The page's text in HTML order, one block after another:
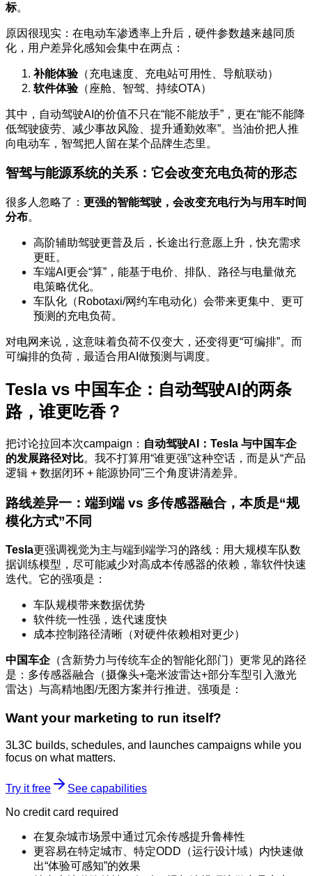
标。
原因很现实：在电动车渗透率上升后，硬件参数越来越同质
化，用户差异化感知会集中在两点：
补能体验（充电速度、充电站可用性、导航联动）
软件体验（座舱、智驾、持续OTA）
其中，自动驾驶AI的价值不只在“能不能放手”，更在“能不能降
低驾驶疲劳、减少事故风险、提升通勤效率”。当油价把人推
向电动车，智驾把人留在某个品牌生态里。
智驾与能源系统的关系：它会改变充电负荷的形态
很多人忽略了： 更强的智能驾驶，会改变充电行为与用车时间
分布。
高阶辅助驾驶更普及后，长途出行意愿上升，快充需求
更旺。
车端AI更会“算”，能基于电价、排队、路径与电量做充
电策略优化。
车队化（Robotaxi/网约车电动化）会带来更集中、更可
预测的充电负荷。
对电网来说，这意味着负荷不仅变大，还变得更“可编排”。而
可编排的负荷，最适合用AI做预测与调度。
Tesla vs 中国车企：自动驾驶AI的两条
路，谁更吃香？
把讨论拉回本次campaign： 自动驾驶AI：Tesla 与中国车企
的发展路径对比。我不打算用“谁更强”这种空话，而是从“产品
逻辑 + 数据闭环 + 能源协同”三个角度讲清差异。
路线差异一：端到端 vs 多传感器融合，本质是“规
模化方式”不同
Tesla更强调视觉为主与端到端学习的路线：用大规模车队数
据训练模型，尽可能减少对高成本传感器的依赖，靠软件快速
迭代。它的强项是：
车队规模带来数据优势
软件统一性强，迭代速度快
成本控制路径清晰（对硬件依赖相对更少）
中国车企（含新势力与传统车企的智能化部门）更常见的路径
是：多传感器融合（摄像头+毫米波雷达+部分车型引入激光
雷达）与高精地图/无图方案并行推进。强项是：
Want your marketing to run itself?
3L3C builds, schedules, and launches campaigns while you
focus on what matters.
Try it free
See capabilities
No credit card required
在复杂城市场景中通过冗余传感提升鲁棒性
更容易在特定城市、特定ODD（运行设计域）内快速做
出“体验可感知”的效果